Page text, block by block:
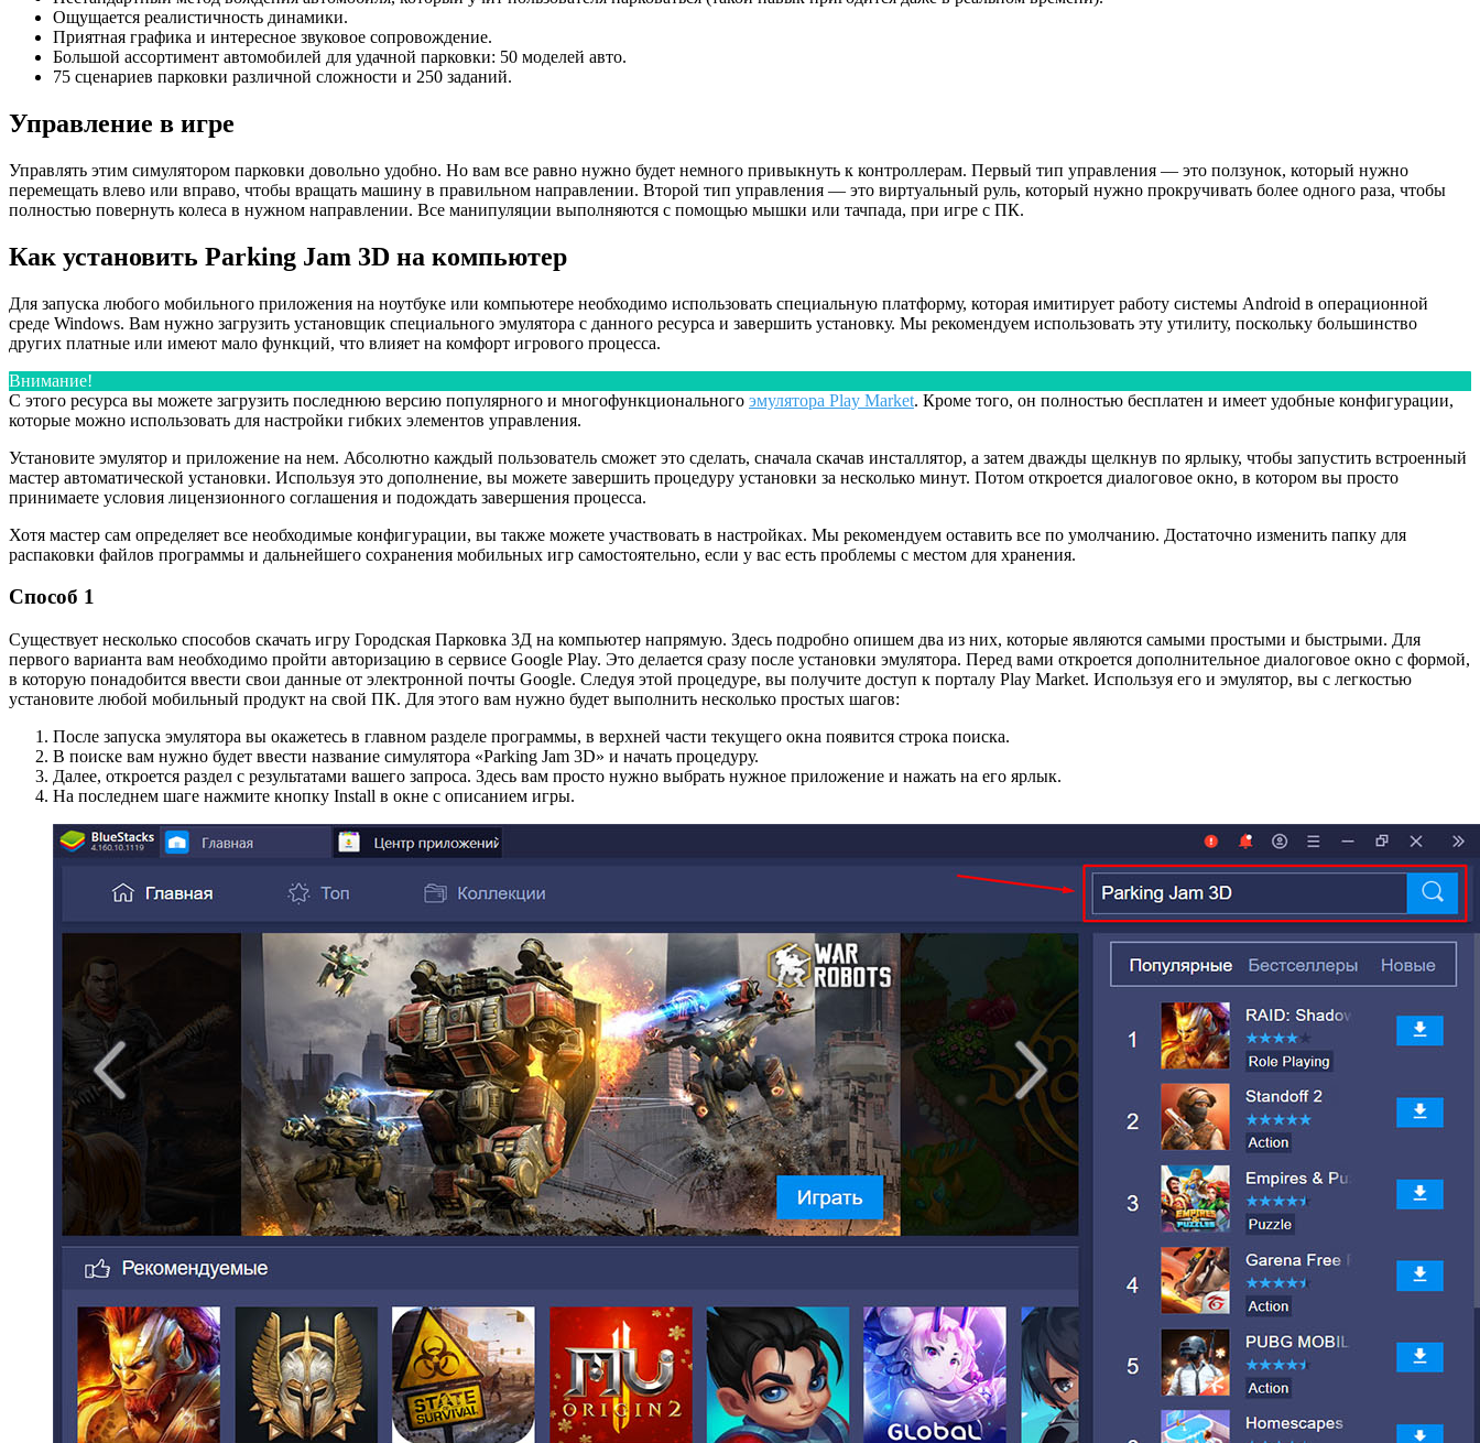
Ощущается реалистичность динамики.
Приятная графика и интересное звуковое сопровождение.
Большой ассортимент автомобилей для удачной парковки: 50 моделей авто.
75 сценариев парковки различной сложности и 250 заданий.
Управление в игре
Управлять этим симулятором парковки довольно удобно. Но вам все равно нужно будет немного привыкнуть к контроллерам. Первый тип управления — это ползунок, который нужно
перемещать влево или вправо, чтобы вращать машину в правильном направлении. Второй тип управления — это виртуальный руль, который нужно прокручивать более одного раза, чтобы
полностью повернуть колеса в нужном направлении. Все манипуляции выполняются с помощью мышки или тачпада, при игре с ПК.
Как установить Parking Jam 3D на компьютер
Для запуска любого мобильного приложения на ноутбуке или компьютере необходимо использовать специальную платформу, которая имитирует работу системы Android в операционной
среде Windows. Вам нужно загрузить установщик специального эмулятора с данного ресурса и завершить установку. Мы рекомендуем использовать эту утилиту, поскольку большинство
других платные или имеют мало функций, что влияет на комфорт игрового процесса.
Внимание!
С этого ресурса вы можете загрузить последнюю версию популярного и многофункционального эмулятора Play Market. Кроме того, он полностью бесплатен и имеет удобные конфигурации,
которые можно использовать для настройки гибких элементов управления.
Установите эмулятор и приложение на нем. Абсолютно каждый пользователь сможет это сделать, сначала скачав инсталлятор, а затем дважды щелкнув по ярлыку, чтобы запустить встроенный
мастер автоматической установки. Используя это дополнение, вы можете завершить процедуру установки за несколько минут. Потом откроется диалоговое окно, в котором вы просто
принимаете условия лицензионного соглашения и подождать завершения процесса.
Хотя мастер сам определяет все необходимые конфигурации, вы также можете участвовать в настройках. Мы рекомендуем оставить все по умолчанию. Достаточно изменить папку для
распаковки файлов программы и дальнейшего сохранения мобильных игр самостоятельно, если у вас есть проблемы с местом для хранения.
Способ 1
Существует несколько способов скачать игру Городская Парковка 3Д на компьютер напрямую. Здесь подробно опишем два из них, которые являются самыми простыми и быстрыми. Для
первого варианта вам необходимо пройти авторизацию в сервисе Google Play. Это делается сразу после установки эмулятора. Перед вами откроется дополнительное диалоговое окно с формой,
в которую понадобится ввести свои данные от электронной почты Google. Следуя этой процедуре, вы получите доступ к порталу Play Market. Используя его и эмулятор, вы с легкостью
установите любой мобильный продукт на свой ПК. Для этого вам нужно будет выполнить несколько простых шагов:
После запуска эмулятора вы окажетесь в главном разделе программы, в верхней части текущего окна появится строка поиска.
В поиске вам нужно будет ввести название симулятора «Parking Jam 3D» и начать процедуру.
Далее, откроется раздел с результатами вашего запроса. Здесь вам просто нужно выбрать нужное приложение и нажать на его ярлык.
На последнем шаге нажмите кнопку Install в окне с описанием игры.